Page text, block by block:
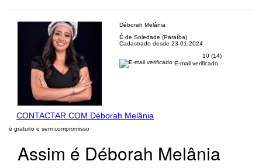
Déborah Melânia
É de Soledade (Paraíba)
Cadastrado desde 23-01-2024
10 (14)
E-mail verificado
CONTACTAR COM Déborah Melânia
é gratuito e sem compromisso
Assim é Déborah Melânia